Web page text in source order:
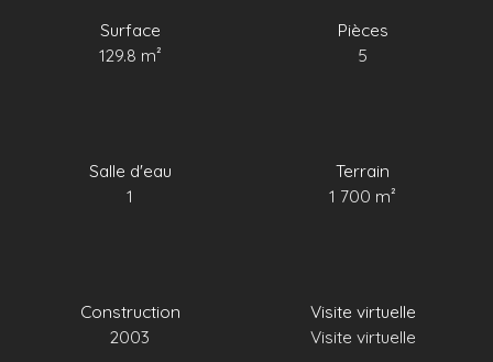
Surface
129.8 m²
Pièces
5
Salle d'eau
1
Terrain
1 700 m²
Construction
2003
Visite virtuelle
Visite virtuelle